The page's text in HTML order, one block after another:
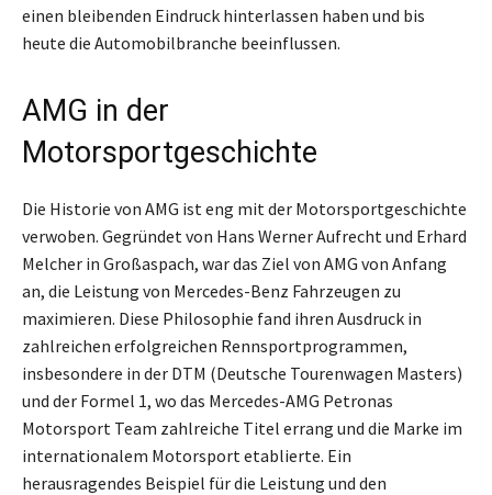
einen bleibenden Eindruck hinterlassen haben und bis
heute die Automobilbranche beeinflussen.
AMG in der
Motorsportgeschichte
Die Historie von AMG ist eng mit der Motorsportgeschichte
verwoben. Gegründet von Hans Werner Aufrecht und Erhard
Melcher in Großaspach, war das Ziel von AMG von Anfang
an, die Leistung von Mercedes-Benz Fahrzeugen zu
maximieren. Diese Philosophie fand ihren Ausdruck in
zahlreichen erfolgreichen Rennsportprogrammen,
insbesondere in der DTM (Deutsche Tourenwagen Masters)
und der Formel 1, wo das Mercedes-AMG Petronas
Motorsport Team zahlreiche Titel errang und die Marke im
internationalem Motorsport etablierte. Ein
herausragendes Beispiel für die Leistung und den